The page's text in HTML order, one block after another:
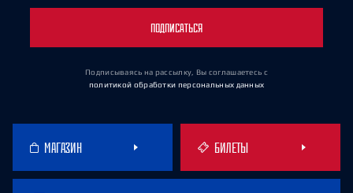
ПОДПИСАТЬСЯ
Подписываясь на рассылку, Вы соглашаетесь с
политикой обработки персональных данных
МАГАЗИН БИЛЕТЫ